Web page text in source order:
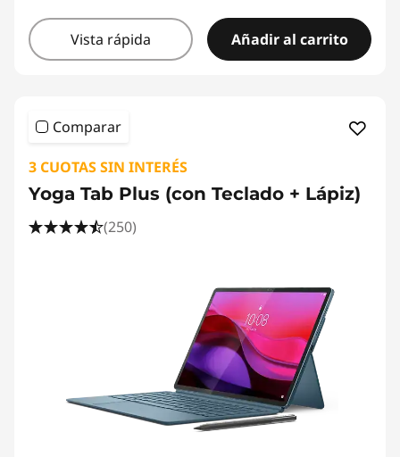
Vista rápida Añadir al carrito
Comparar
3 CUOTAS SIN INTERÉS
Yoga Tab Plus (con Teclado + Lápiz)
(250)